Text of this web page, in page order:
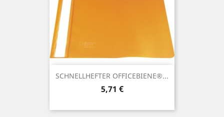
SCHNELLHEFTER OFFICEBIENE®...
Preis
5,71 €